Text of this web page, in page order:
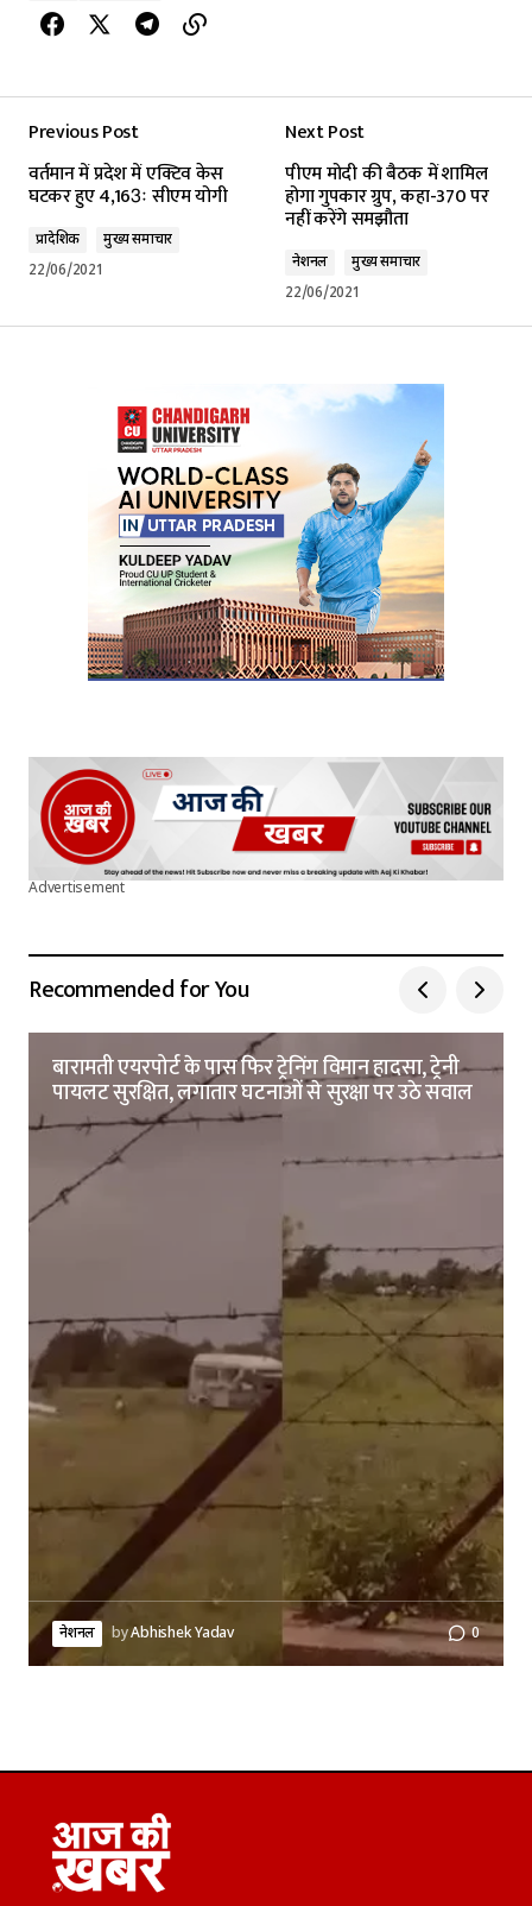
Previous Post
वर्तमान में प्रदेश में एक्टिव केस
घटकर हुए 4,163ः सीएम योगी
प्रादेशिक
मुख्य समाचार
22/06/2021
Next Post
पीएम मोदी की बैठक में शामिल
होगा गुपकार ग्रुप, कहा-370 पर
नहीं करेंगे समझौता
नेशनल
मुख्य समाचार
22/06/2021
Advertisement
Recommended for You
बारामती एयरपोर्ट के पास फिर ट्रेनिंग विमान हादसा, ट्रेनी
पायलट सुरक्षित, लगातार घटनाओं से सुरक्षा पर उठे सवाल
नेशनल byAbhishek Yadav 0